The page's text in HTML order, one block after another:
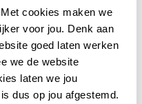
cookies maken we
voor jou. Denk aan
goed laten werken
we de website
laten we jou
dus op jou afgestemd.